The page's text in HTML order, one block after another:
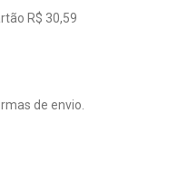
R$ 30,59
de envio.